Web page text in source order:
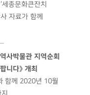
세종문화큰잔치
자료가 함께
사박물관 지역순회
니다》 개최
함께 2020년 10월